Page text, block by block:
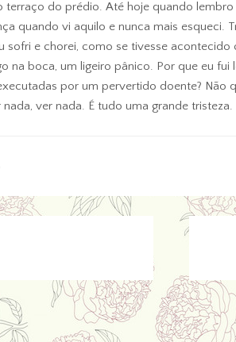
terraço do prédio. Até hoje quando
quando vi aquilo e nunca mais esqueci.
sofri e chorei, como se tivesse
na boca, um ligeiro pânico. Por que eu fui
por um pervertido doente? Não
nada, ver nada. É tudo uma grande tristeza.